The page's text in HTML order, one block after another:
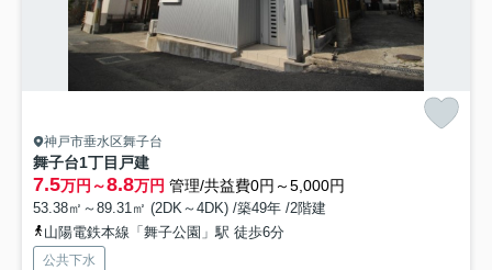
神戸市垂水区舞子台
舞子台1丁目戸建
7.5万円～8.8万円 管理/共益費0円～5,000円
53.38㎡～89.31㎡ (2DK～4DK) /築49年 /2階建
山陽電鉄本線「舞子公園」駅 徒歩6分
公共下水